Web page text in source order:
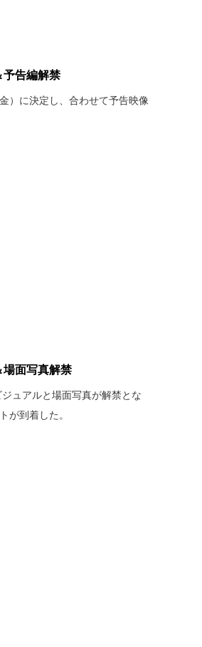
予告編解禁
）に決定し、合わせて予告映像
場面写真解禁
ュアルと場面写真が解禁とな
が到着した。